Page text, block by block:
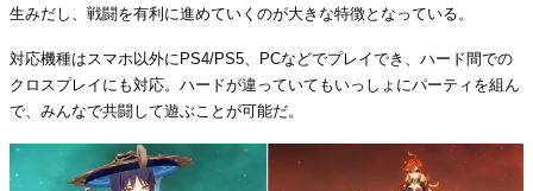
生みだし、戦闘を有利に進めていくのが大きな特徴となっている。
対応機種はスマホ以外にPS4/PS5、PCなどでプレイでき、ハード間での
クロスプレイにも対応。ハードが違っていてもいっしょにパーティを組ん
で、みんなで共闘して遊ぶことが可能だ。